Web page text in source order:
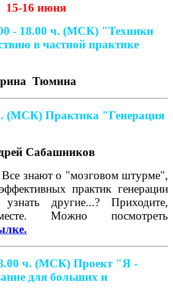
15-16 июня
- 18.00 ч. (МСК) "Техники
в частной практике
Тюмина
(МСК) Практика "Генерация
Сабашников
Все знают о "мозговом штурме",
практик генерации
другие...? Приходите,
Можно посмотреть
ч. (МСК) Проект "Я -
для больших и